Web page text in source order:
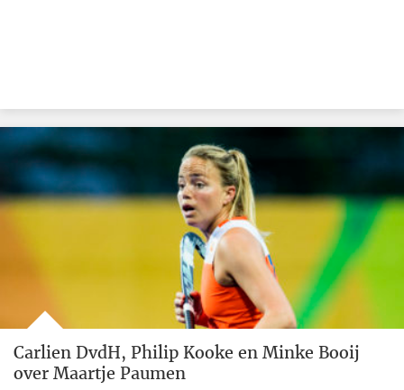
Carlien DvdH, Philip Kooke en Minke Booij
over Maartje Paumen